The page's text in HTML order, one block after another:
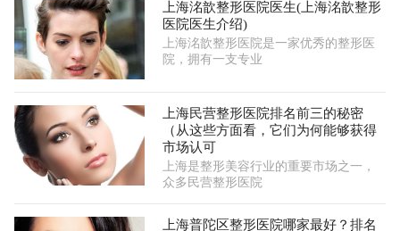
上海洺歆整形医院医生(上海洺歆整形
医院医生介绍)
上海洺歆整形医院是一家优秀的整形医
院，拥有一支专业
上海民营整形医院排名前三的秘密
（从这些方面看，它们为何能够获得
市场认可
上海是整形美容行业的重要市场之一，
众多民营整形医院
上海普陀区整形医院哪家最好？排名